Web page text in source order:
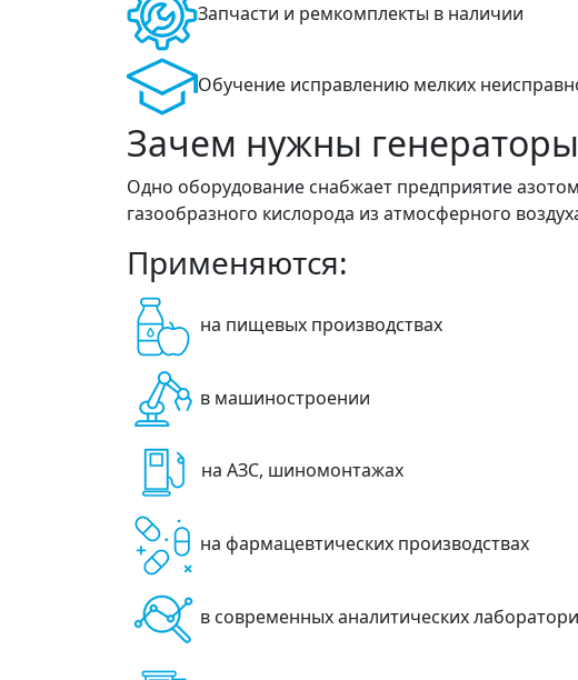
Запчасти и ремкомплекты в наличии
Обучение исправлению мелких
Зачем нужны
Одно оборудование снабжает предприятие
газообразного кислорода из атмосферного
Применяются:
на пищевых производствах
в машиностроении
на АЗС, шиномонтажах
на фармацевтических производствах
в современных аналитических